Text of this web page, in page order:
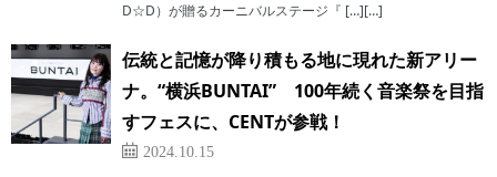
D☆D）が贈るカーニバルステージ『 […][…]
伝統と記憶が降り積もる地に現れた新アリー
ナ。“横浜BUNTAI” 100年続く音楽祭を目指
すフェスに、CENTが参戦！
2024.10.15